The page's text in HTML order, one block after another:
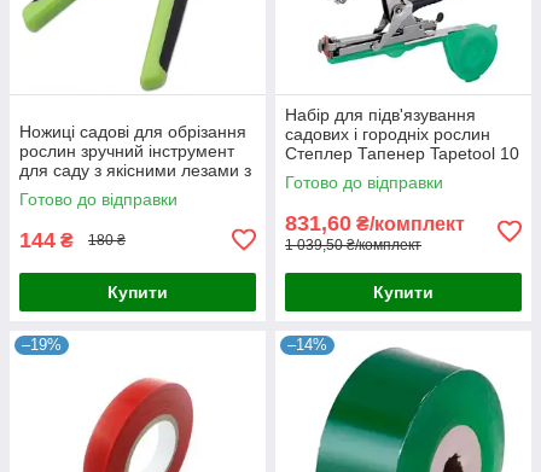
Ножиці садові для обрізання
рослин зручний інструмент
для саду з якісними лезами з
неіржавки
Готово до відправки
144 ₴ 180 ₴
Купити
Набір для підв'язування
садових і городніх рослин
Степлер Тапенер Tapetool 10
рулонів стрічок (10000) скоб
Готово до відправки
831,60 ₴/комплект
1 039,50 ₴/комплект
Купити
–19% –14%